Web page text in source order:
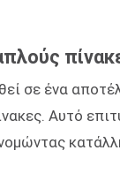
σε ένα
Αυτό